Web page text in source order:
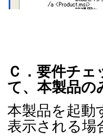
Ｃ．要件チ
て、本製品の
本製品を起動
表示される場